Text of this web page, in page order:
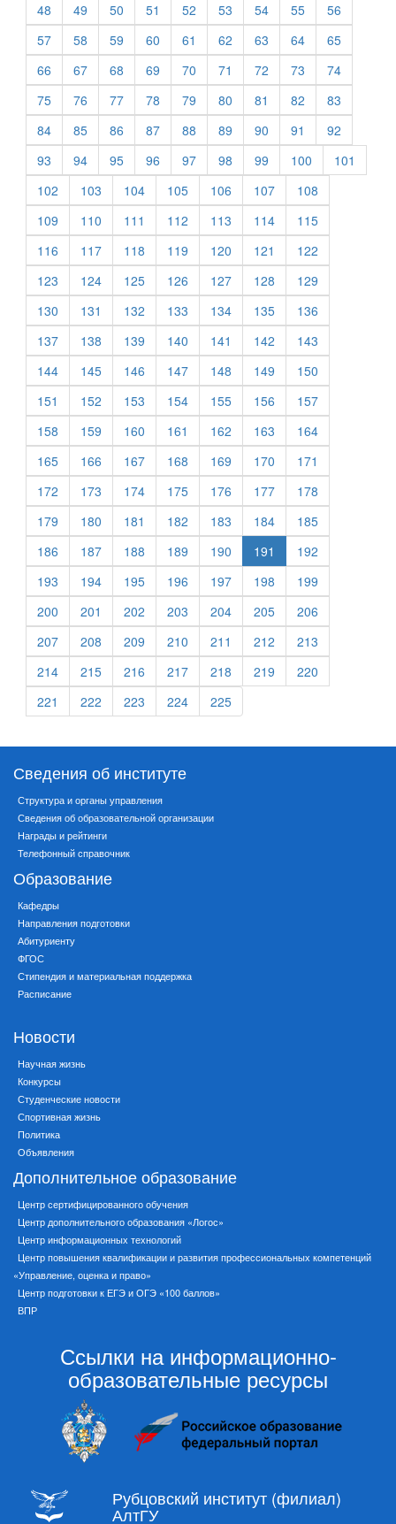
48
49 50 51 52 53 54 55
56
57
58 59 60 61 62 63 64
65
66
67 68 69 70 71 72 73
74
75
76 77 78 79 80 81 82
83
84
85 86 87 88 89 90 91
92
93
94 95 96 97 98 99 100
101
102
103 104 105 106 107
108
109
110 111 112 113 114
115
116
117 118 119 120 121
122
123
124 125 126 127 128
129
130
131 132 133 134 135
136
137
138 139 140 141 142
143
144
145 146 147 148 149
150
151
152 153 154 155 156
157
158
159 160 161 162 163
164
165
166 167 168 169 170
171
172
173 174 175 176 177
178
179
180 181 182 183 184
185
186
187 188 189 190 191
192
193
194 195 196 197 198
199
200
201 202 203 204 205
206
207
208 209 210 211 212
213
214
215 216 217 218 219
220
221
222 223 224 225
Сведения об институте
Структура и органы управления
Сведения об образовательной организации
Награды и рейтинги
Телефонный справочник
Образование
Кафедры
Направления подготовки
Абитуриенту
ФГОС
Стипендия и материальная поддержка
Расписание
Новости
Научная жизнь
Конкурсы
Студенческие новости
Спортивная жизнь
Политика
Объявления
Дополнительное образование
Центр сертифицированного обучения
Центр дополнительного образования «Логос»
Центр информационных технологий
Центр повышения квалификации и развития профессиональных компетенций
«Управление, оценка и право»
Центр подготовки к ЕГЭ и ОГЭ «100 баллов»
ВПР
Ссылки на информационно-
образовательные ресурсы
Рубцовский институт (филиал)
АлтГУ